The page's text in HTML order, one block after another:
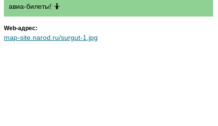
авиа-билеты! 🤷
Web-адрес:
map-site.narod.ru/surgut-1.jpg